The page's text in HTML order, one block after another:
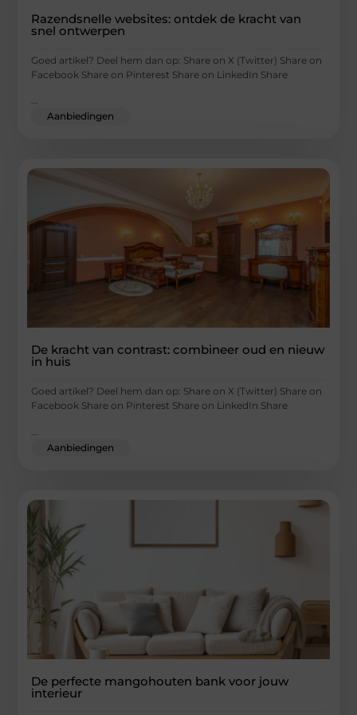
Razendsnelle websites: ontdek de kracht van
snel ontwerpen
Goed artikel? Deel hem dan op: Share on X (Twitter) Share on
Facebook Share on Pinterest Share on LinkedIn Share
...
Aanbiedingen
De kracht van contrast: combineer oud en nieuw
in huis
Goed artikel? Deel hem dan op: Share on X (Twitter) Share on
Facebook Share on Pinterest Share on LinkedIn Share
Aanbiedingen
De perfecte mangohouten bank voor jouw
interieur